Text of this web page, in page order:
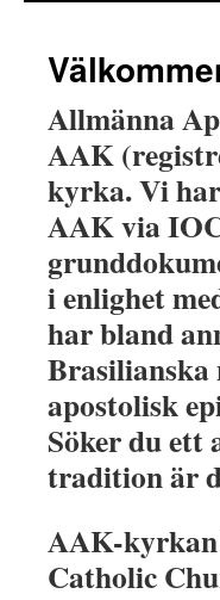
Allmänna
AAK
kyrka. Vi
AAK via
i enlighet
har bland
apostolisk
Söker du ett
tradition är
AAK-kyrkan
Catholic